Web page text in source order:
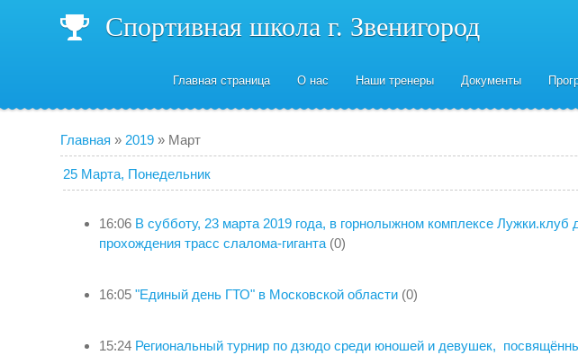
Спортивная школа г. Звенигород
Главная страница О нас Наши тренеры Документы
Главная » 2019 » Март
25 Марта, Понедельник
16:06 В субботу, 23 марта 2019 года, в горнолыжном комплексе Лужки.клуб
прохождения трасс слалома-гиганта (0)
16:05 "Единый день ГТО" в Московской области (0)
15:24 Региональный турнир по дзюдо среди юношей и девушек,